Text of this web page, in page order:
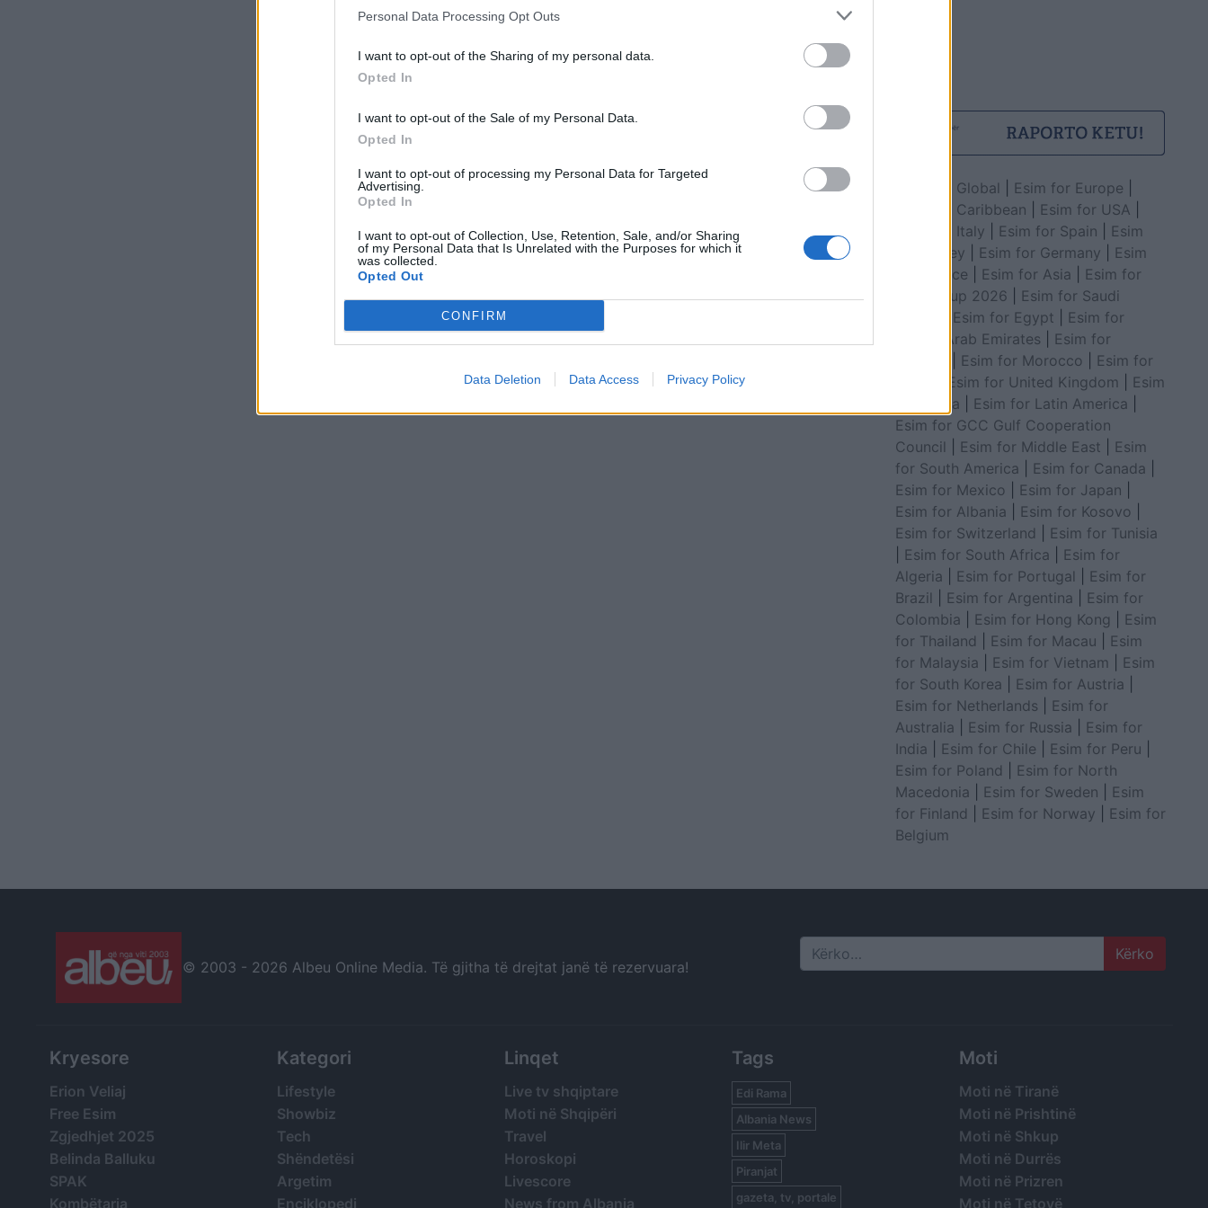
Personal Data Processing Opt Outs
I want to opt-out of the Sharing of my personal data.
Opted In
I want to opt-out of the Sale of my Personal Data.
Opted In
I want to opt-out of processing my Personal Data for Targeted
Advertising.
Opted In
I want to opt-out of Collection, Use, Retention, Sale, and/or Sharing
of my Personal Data that Is Unrelated with the Purposes for which it
was collected.
Opted Out
CONFIRM
Data Deletion Data Access Privacy Policy
Esim for Global Esim for Europe
Esim for Caribbean
Esim for USA
Esim for Italy
Esim for Spain
Esim
for Turkey
Esim for Germany
Esim
for Greece
Esim for Asia
Esim for
World Cup 2026
Esim for Saudi
Esim for Egypt
Esim for
United Arab Emirates
Esim for
Esim for Morocco
Esim for
Esim for United Kingdom
Esim
for Africa
Esim for Latin America
Esim for GCC Gulf Cooperation
Council
Esim for Middle East
Esim
for South America
Esim for Canada
Esim for Mexico
Esim for Japan
Esim for Albania
Esim for Kosovo
Esim for Switzerland
Esim for Tunisia
Esim for South Africa
Esim for
Algeria
Esim for Portugal
Esim for
Brazil
Esim for Argentina
Esim for
Colombia
Esim for Hong Kong
Esim
for Thailand
Esim for Macau
Esim
for Malaysia
Esim for Vietnam
Esim
for South Korea
Esim for Austria
Esim for Netherlands
Esim for
Australia
Esim for Russia
Esim for
India
Esim for Chile Esim for Peru
Esim for Poland
Esim for North
Macedonia
Esim for Sweden
Esim
for Finland
Esim for Norway
Esim for
Belgium
© 2003 - 2026 Albeu Online Media. Të gjitha të drejtat janë të rezervuara! Search
Kryesore
Erion Veliaj
Free Esim
Zgjedhjet 2025
Belinda Balluku
SPAK
Kombëtarja
Kategori
Lifestyle
Showbiz
Tech
Shëndetësi
Argetim
Enciklopedi
Linqet
Live tv shqiptare
Moti në Shqipëri
Travel
Horoskopi
Livescore
News from Albania
Tags
Edi Rama
Albania News
Ilir Meta
Piranjat
gazeta, tv, portale
Moti
Moti në Tiranë
Moti në Prishtinë
Moti në Shkup
Moti në Durrës
Moti në Prizren
Moti në Tetovë